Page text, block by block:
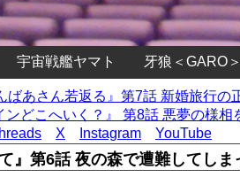
宇宙戦艦ヤマト 牙狼＜GARO＞
ばあさん若返る』第7話 新婚旅行
ンどこへいく？』 第8話 悪夢の様
X Instagram YouTube
』第6話 夜の森で遭難してし